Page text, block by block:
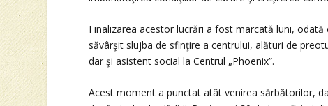
Finalizarea acestor lucrări a fost marcată luni,
săvârşit slujba de sfinţire a centrului, alături de
dar şi asistent social la Centrul „Phoenix”.
Acest moment a punctat atât venirea sărbătorilor,